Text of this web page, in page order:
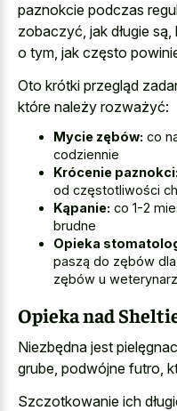
paznokcie podczas
zobaczyć, jak długie
o tym, jak często
Oto krótki przegląd
które należy rozważyć:
Mycie zębów: co
codziennie
Krócenie paznokci:
od częstotliwości
Kąpanie: co 1-2
brudne
Opieka
paszą do zębów
zębów u
Opieka nad
Niezbędna jest
grube, podwójne futro,
Szczotkowanie ich